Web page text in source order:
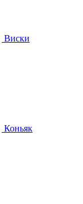
Виски
Коньяк